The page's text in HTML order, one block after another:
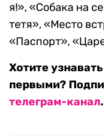
я!», «Собака на
тетя», «Место
«Паспорт»,
Хотите
первыми?
телеграм-канал.